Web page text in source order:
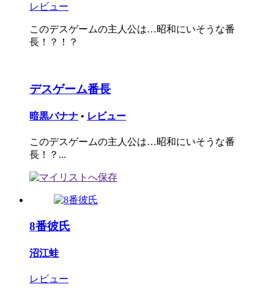
レビュー
このデスゲームの主人公は…昭和にいそうな番
長！？！？
デスゲーム番長
暗黒バナナ • レビュー
このデスゲームの主人公は…昭和にいそうな番
長！？...
8番彼氏
沼江蛙
レビュー